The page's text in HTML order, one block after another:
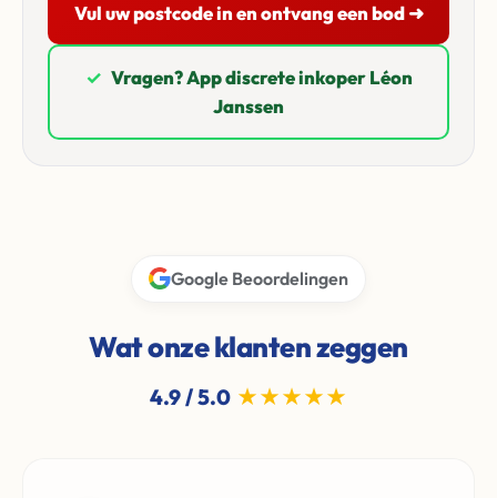
Vul uw postcode in en ontvang een bod ➜
✓ Vragen? App discrete inkoper Léon
Janssen
Google Beoordelingen
Wat onze klanten zeggen
4.9 / 5.0 ★★★★★